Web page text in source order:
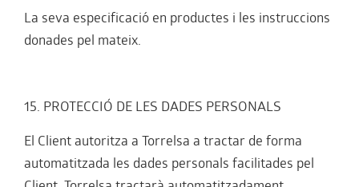
La seva especificació en productes i les instruccions
donades pel mateix.
15. PROTECCIÓ DE LES DADES PERSONALS
El Client autoritza a Torrelsa a tractar de forma
automatitzada les dades personals facilitades pel